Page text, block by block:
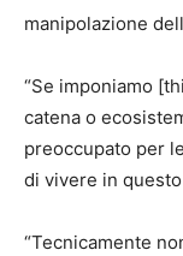
manipolazione
“Se imponiamo
catena o
preoccupato per
di vivere in
“Tecnicamente